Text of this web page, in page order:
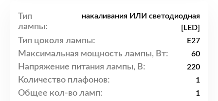
Тип
лампы:
накаливания ИЛИ светодиодная
[LED]
Тип цоколя лампы: E27
Максимальная мощность лампы, Вт: 60
Напряжение питания лампы, В: 220
Количество плафонов: 1
Общее кол-во ламп: 1